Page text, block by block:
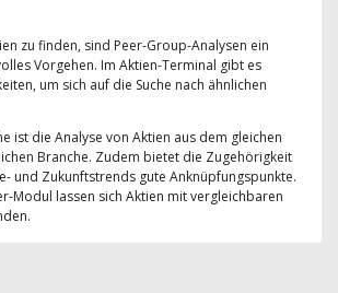
zu finden, sind Peer-Group-Analysen ein
Vorgehen. Im Aktien-Terminal gibt es
um sich auf die Suche nach ähnlichen
ist die Analyse von Aktien aus dem gleichen
Branche. Zudem bietet die Zugehörigkeit
und Zukunftstrends gute Anknüpfungspunkte.
Modul lassen sich Aktien mit vergleichbaren